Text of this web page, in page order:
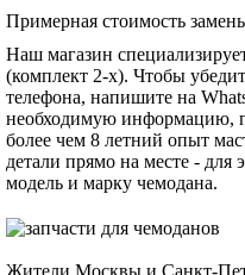
Примерная стоимость
Наш магазин
(комплект 2-х). Чтобы
телефона, напишите на
необходимую информацию,
более чем 8 летний опыт
детали прямо на месте - для
модель и марку чемодана.
Жители Москвы и Санкт-